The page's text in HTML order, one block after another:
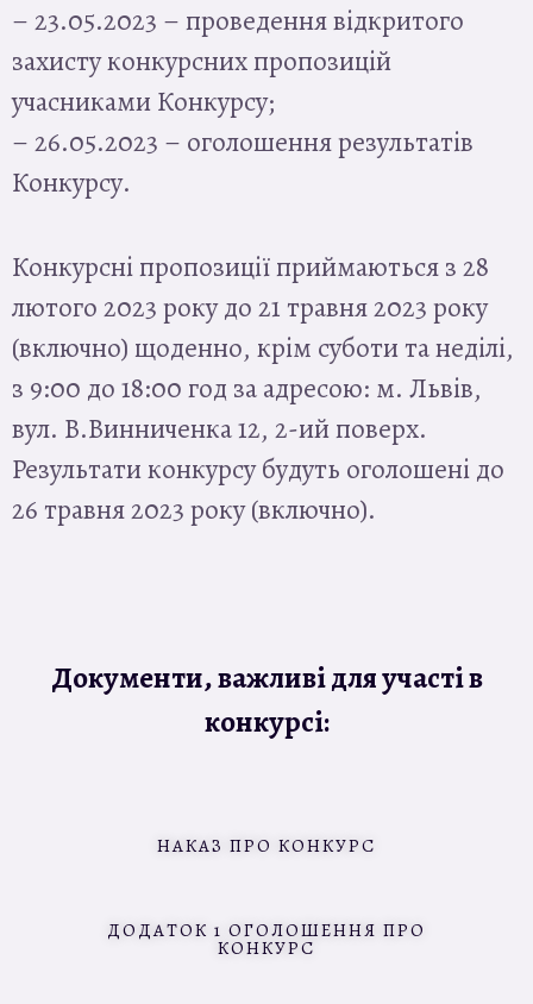
– 23.05.2023 – проведення відкритого
захисту конкурсних пропозицій
учасниками Конкурсу;
– 26.05.2023 – оголошення результатів
Конкурсу.
Конкурсні пропозиції приймаються з 28
лютого 2023 року до 21 травня 2023 року
(включно) щоденно, крім суботи та неділі,
з 9:00 до 18:00 год за адресою: м. Львів,
вул. В.Винниченка 12, 2-ий поверх.
Результати конкурсу будуть оголошені до
26 травня 2023 року (включно).
Документи, важливі для участі в
конкурсі:
НАКАЗ ПРО КОНКУРС
ДОДАТОК 1 ОГОЛОШЕННЯ ПРО
КОНКУРС